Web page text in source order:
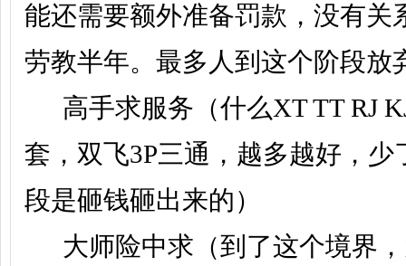
能还需要额外准备罚款，没有关
劳教半年。最多人到这个阶段放
高手求服务（什么XT TT RJ
套，双飞3P三通，越多越好，
段是砸钱砸出来的）
大师险中求（到了这个境界，